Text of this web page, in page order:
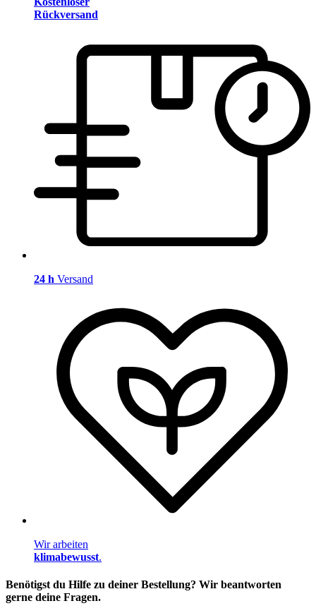
Rückversand
24 h Versand
Wir arbeiten
klimabewusst.
Benötigst du Hilfe zu deiner Bestellung? Wir beantworten
gerne deine Fragen.